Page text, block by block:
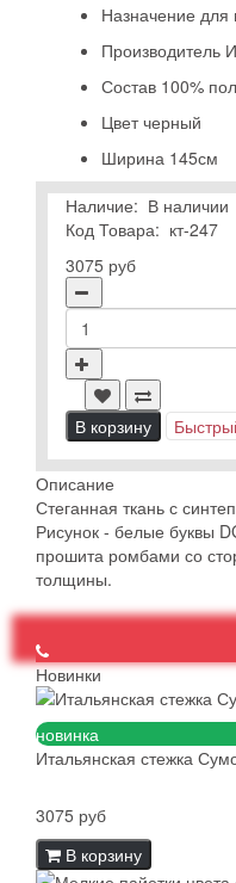
Назначение для
Производитель
Состав 100%
Цвет черный
Ширина 145см
Наличие: В наличии
Код Товара: кт-247
3075 руб
В корзину
Описание
Стеганная ткань с
Рисунок - белые буквы
прошита ромбами со
толщины.
Новинки
новинка
Итальянская стежка
3075 руб
В корзину